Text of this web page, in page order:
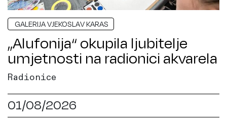
GALERIJA VJEKOSLAV KARAS
„Alufonija“ okupila ljubitelje
umjetnosti na radionici akvarela
Radionice
01/08/2026